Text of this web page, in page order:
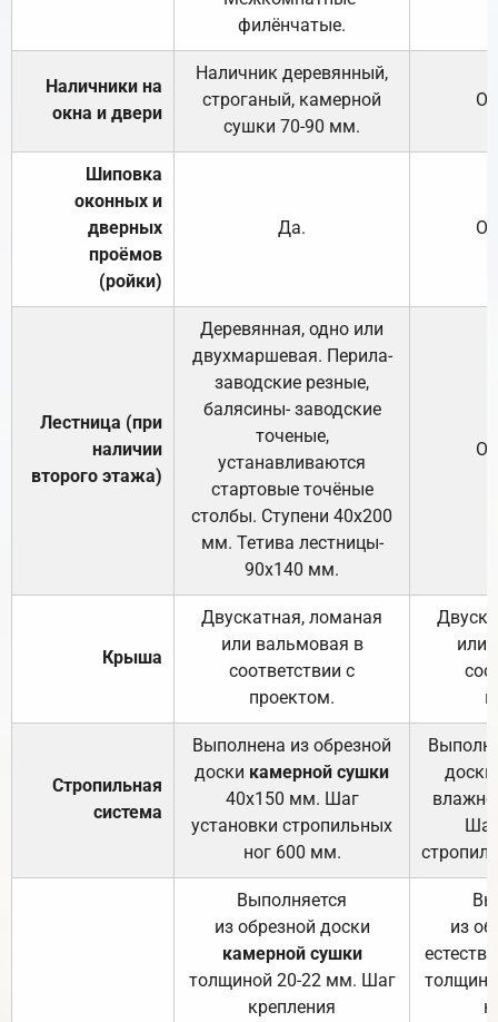
филёнчатые.
Наличники на
окна и двери
Наличник деревянный,
строганый, камерной
сушки 70-90 мм.
Шиповка
оконных и
дверных
проёмов
(ройки)
Да.
Лестница (при
наличии
второго этажа)
Деревянная, одно или
двухмаршевая. Перила-
заводские резные,
балясины- заводские
точеные,
устанавливаются
стартовые точёные
столбы. Ступени 40х200
мм. Тетива лестницы-
90х140 мм.
Крыша
Двускатная, ломаная
или вальмовая в
соответствии с
проектом.
или
Стропильная
система
Выполнена из обрезной
доски камерной сушки
40х150 мм. Шаг
установки стропильных
ног 600 мм.
доски
Выполняется
из обрезной доски
камерной сушки
толщиной 20-22 мм. Шаг
крепления
из